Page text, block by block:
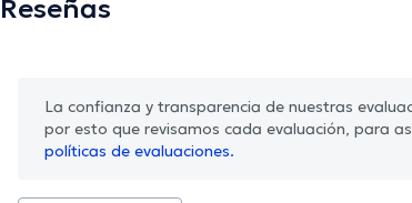
Reseñas
La confianza y transparencia de nuestras
por esto que revisamos cada evaluación, para
políticas de evaluaciones.